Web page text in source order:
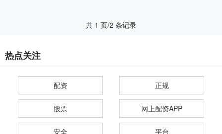
共 1 页/2 条记录
热点关注
配资 正规
股票 网上配资APP
安全 平台